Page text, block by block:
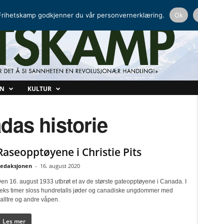
KULTUR
historie
i Christie Pits
- 16. august 2020
16. august 1933 utbrøt et av de største gateopptøyene i Canada. I
timer sloss hundretalls jøder og canadiske ungdommer med
og andre våpen.
Les mer
godkjenner du vår personvernerklæring. Ok